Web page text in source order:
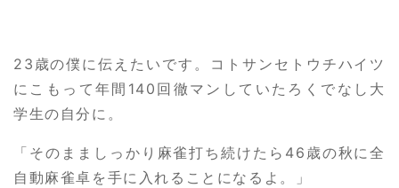
23歳の僕に伝えたいです。コトサンセトウチハイツ
にこもって年間140回徹マンしていたろくでなし大
学生の自分に。
「そのまましっかり麻雀打ち続けたら46歳の秋に全
自動麻雀卓を手に入れることになるよ。」